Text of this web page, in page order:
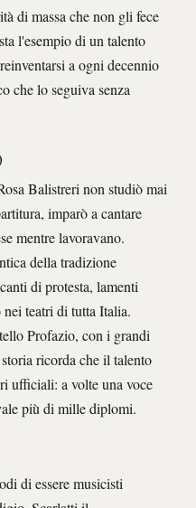
di massa che non gli fece
l'esempio di un talento
a ogni decennio
che lo seguiva senza
Balistreri non studiò mai
imparò a cantare
mentre lavoravano.
della tradizione
di protesta, lamenti
teatri di tutta Italia.
Profazio, con i grandi
ricorda che il talento
ufficiali: a volte una voce
più di mille diplomi.
di essere musicisti